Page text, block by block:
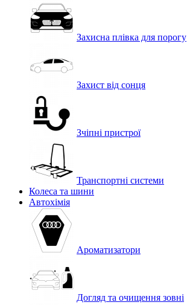
Захисна плівка для порогу
Захист від сонця
Зчіпні пристрої
Транспортні системи
Колеса та шини
Автохімія
Ароматизатори
Догляд та очищення зовні